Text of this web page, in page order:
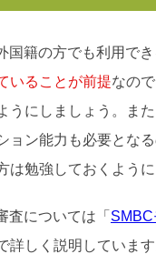
国籍の方でも利用で
いることが前提なの
うにしましょう。ま
ョン能力も必要とな
は勉強しておくように
査については「 SMBC
詳しく説明していま